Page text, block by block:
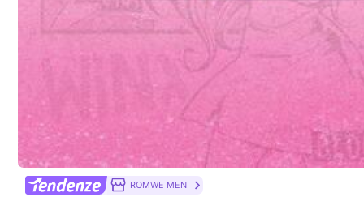
7 Follower
sta navigando
4.55
7 Follower
ROMWE MEN